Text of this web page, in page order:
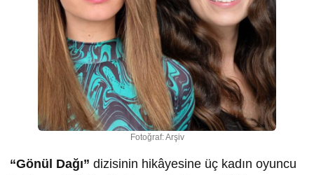
Fotoğraf: Arşiv
“Gönül Dağı” dizisinin hikâyesine üç kadın oyuncu